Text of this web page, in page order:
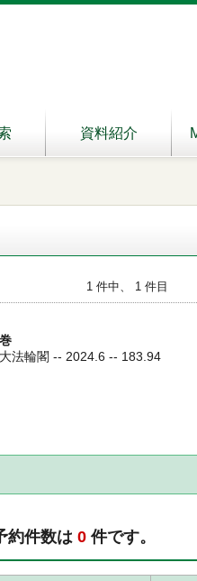
資料紹介
1 件中、 1 件目
法輪閣 -- 2024.6 -- 183.94
約件数は 0 件です。